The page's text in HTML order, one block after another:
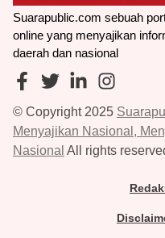
Suarapublic.com sebuah
online yang menyajikan
daerah dan nasional
© Copyright 2025
Menyajikan Nasional,
Nasional All rights